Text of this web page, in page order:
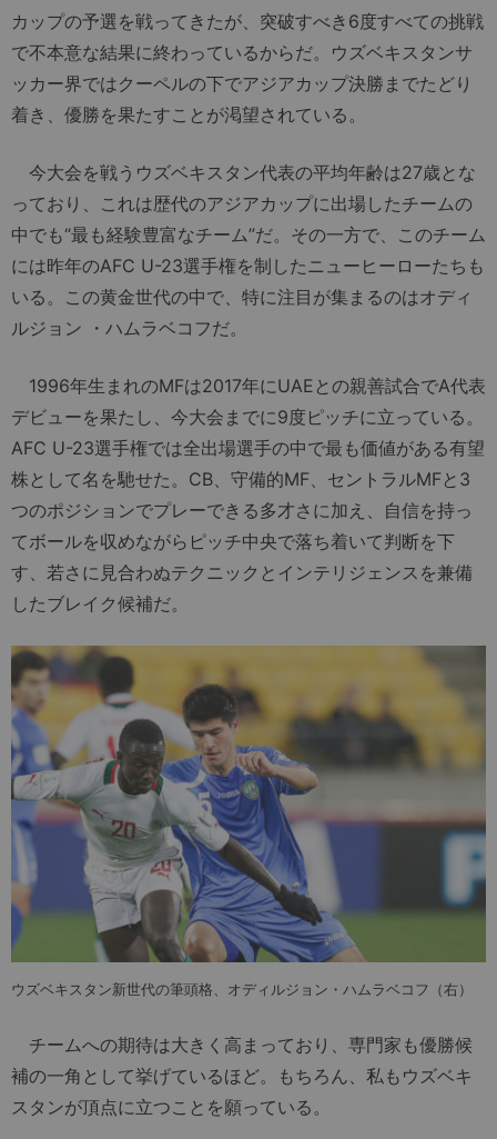
カップの予選を戦ってきたが、突破すべき6度すべての挑戦
で不本意な結果に終わっているからだ。ウズベキスタンサ
ッカー界ではクーペルの下でアジアカップ決勝までたどり
着き、優勝を果たすことが渇望されている。
今大会を戦うウズベキスタン代表の平均年齢は27歳とな
っており、これは歴代のアジアカップに出場したチームの
中でも“最も経験豊富なチーム”だ。その一方で、このチーム
には昨年のAFC U-23選手権を制したニューヒーローたちも
いる。この黄金世代の中で、特に注目が集まるのはオディ
ルジョン ・ハムラベコフだ。
1996年生まれのMFは2017年にUAEとの親善試合でA代表
デビューを果たし、今大会までに9度ピッチに立っている。
AFC U-23選手権では全出場選手の中で最も価値がある有望
株として名を馳せた。CB、守備的MF、セントラルMFと3
つのポジションでプレーできる多才さに加え、自信を持っ
てボールを収めながらピッチ中央で落ち着いて判断を下
す、若さに見合わぬテクニックとインテリジェンスを兼備
したブレイク候補だ。
ウズベキスタン新世代の筆頭格、オディルジョン・ハムラベコフ（右）
チームへの期待は大きく高まっており、専門家も優勝候
補の一角として挙げているほど。もちろん、私もウズベキ
スタンが頂点に立つことを願っている。